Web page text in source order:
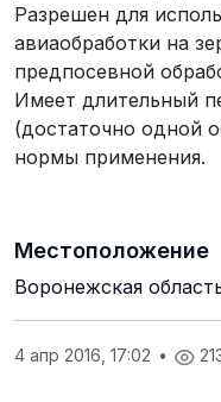
Разрешен для
авиаобработки на
предпосевной
Имеет длительный
(достаточно одной
нормы применения.
Местоположение
Воронежская
4 апр 2016, 17:02 •